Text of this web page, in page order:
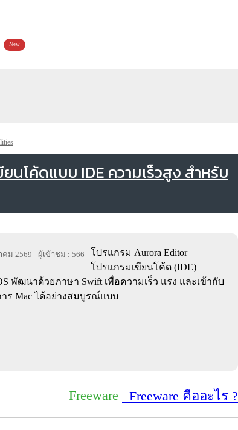
New
นโค้ดแบบ IDE ความเร็วสูง สำหรับ
คม 2569 ผู้เข้าชม : 566
โปรแกรม Aurora Editor
โปรแกรมเขียนโค้ด (IDE)
พัฒนาด้วยภาษา Swift เพื่อความเร็ว แรง และเข้ากับ
ร Mac ได้อย่างสมบูรณ์แบบ
Freeware Freeware คืออะไร ?